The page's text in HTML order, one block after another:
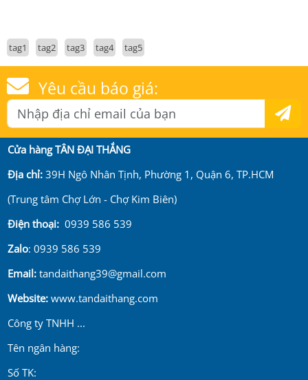
tag1 tag2 tag3 tag4 tag5
Yêu cầu báo giá:
Cửa hàng TÂN ĐẠI THẮNG
Địa chỉ:39H Ngô Nhân Tịnh, Phường 1, Quận 6, TP.HCM
(Trung tâm Chợ Lớn - Chợ Kim Biên)
Điện thoại: 0939 586 539
Zalo: 0939 586 539
Email:tandaithang39@gmail.com
Website:www.tandaithang.com
Công ty TNHH ...
Tên ngân hàng:
Số TK: